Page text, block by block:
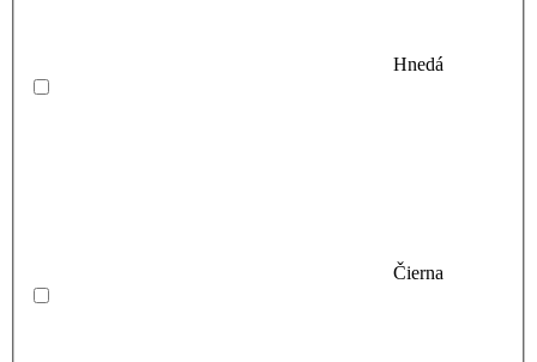
Hnedá
Čierna